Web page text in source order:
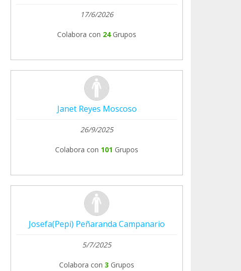
17/6/2026
Colabora con 24 Grupos
Janet Reyes Moscoso
26/9/2025
Colabora con 101 Grupos
Josefa(Pepi) Peñaranda Campanario
5/7/2025
Colabora con 3 Grupos